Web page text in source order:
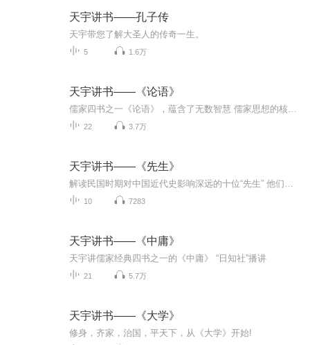
天宇讲书——孔子传
天宇带您了解大圣人的传奇一生。
5 1.6万
天宇讲书——《论语》
22 3.7万
天宇讲书——《先生》
10 7283
天宇讲书——《中庸》
天宇讲儒家经典四书之一的《中庸》 “日知社”播讲
21 5.7万
天宇讲书——《大学》
修身，齐家，治国，平天下，从《大学》开始!